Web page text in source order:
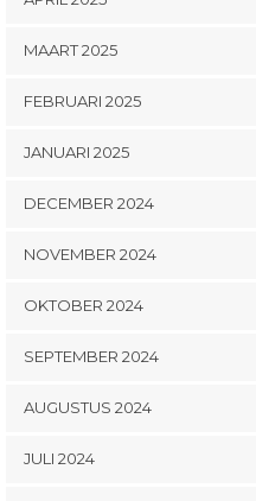
MAART 2025
FEBRUARI 2025
JANUARI 2025
DECEMBER 2024
NOVEMBER 2024
OKTOBER 2024
SEPTEMBER 2024
AUGUSTUS 2024
JULI 2024